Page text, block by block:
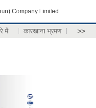
Company Limited
में कारखाना भ्रमण >>